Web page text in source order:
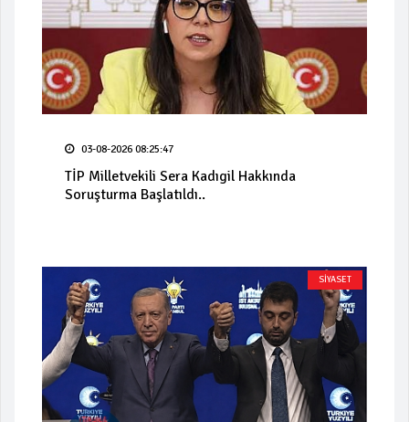
03-08-2026 08:25:47
TİP Milletvekili Sera Kadıgil Hakkında
Soruşturma Başlatıldı..
SİYASET